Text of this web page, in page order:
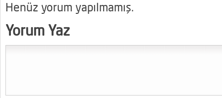
Henüz yorum yapılmamış.
Yorum Yaz